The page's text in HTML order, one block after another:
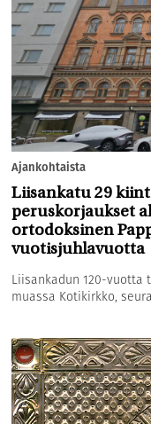
Ajankohtaista
Liisankatu 29
peruskorjaukset
ortodoksinen
vuotisjuhlavuotta
Liisankadun 120-
muassa Kotikirkko,